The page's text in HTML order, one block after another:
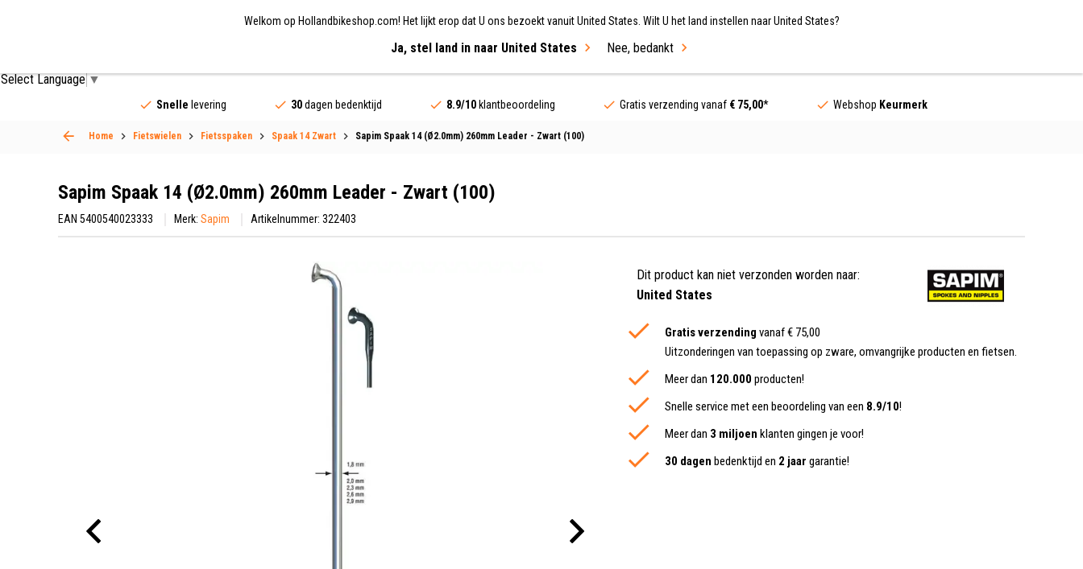
Nederland / EUR
Fietsen Merken Sale
Select Language▼
Welkom op Hollandbikeshop.com! Het lijkt erop dat U ons bezoekt vanuit United States. Wilt U het land instellen naar United States?
Ja, stel land in naar United States Nee, bedankt
Snelle levering 30dagen bedenktijd 8.9/10klantbeoordeling Gratis verzending vanaf € 75,00* Webshop Keurmerk
Home Fietswielen Fietsspaken Spaak 14 Zwart Sapim Spaak 14 (Ø2.0mm) 260mm Leader - Zwart (100)
Sapim Spaak 14 (Ø2.0mm) 260mm Leader - Zwart (100)
EAN 5400540023333 Merk: Sapim Artikelnummer: 322403
Dit product kan niet verzonden worden naar:
United States
Gratis verzending vanaf € 75,00
Uitzonderingen van toepassing op zware, omvangrijke producten en fietsen.
Meer dan 120.000 producten!
Snelle service met een beoordeling van een 8.9/10!
Meer dan 3 miljoen klanten gingen je voor!
30 dagen bedenktijd en 2 jaar garantie!